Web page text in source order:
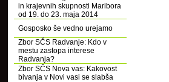
in krajevnih skupnosti Maribora
od 19. do 23. maja 2014
Gosposko še vedno urejamo
Zbor SČS Radvanje: Kdo v
mestu zastopa interese
Radvanja?
Zbor SČS Nova vas: Kakovost
bivanja v Novi vasi se slabša